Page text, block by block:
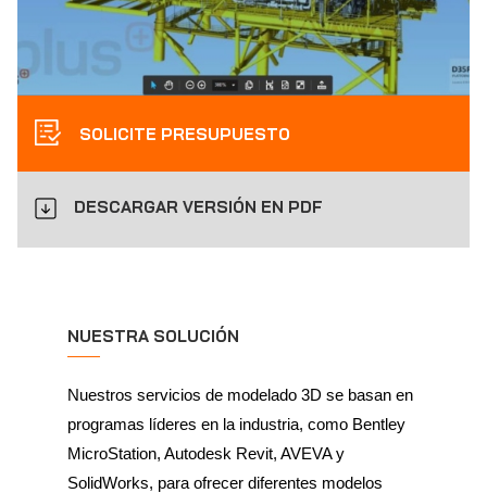
SOLICITE PRESUPUESTO
DESCARGAR VERSIÓN EN PDF
NUESTRA SOLUCIÓN
Nuestros servicios de modelado 3D se basan en
programas líderes en la industria, como Bentley
MicroStation, Autodesk Revit, AVEVA y
SolidWorks, para ofrecer diferentes modelos